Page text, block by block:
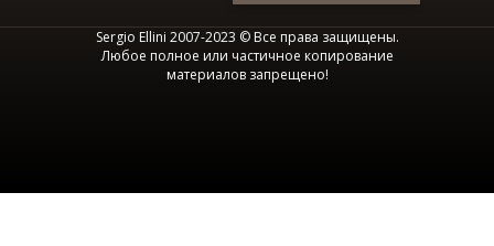
Sergio Ellini 2007-2023 © Все права защищены.
Любое полное или частичное копирование
материалов запрещено!